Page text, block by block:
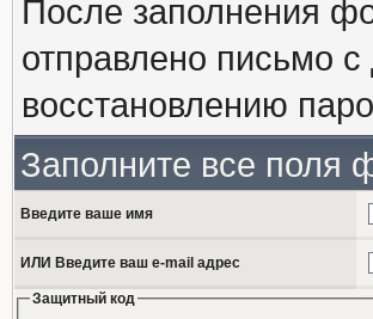
После заполнения
отправлено письмо
восстановлению
Заполните все поля
Введите ваше имя
ИЛИ Введите ваш e-mail адрес
Защитный код